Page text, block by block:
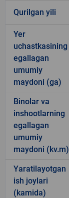
Qurilgan yili
Yer
uchastkasining
egallagan
umumiy
maydoni (ga)
Binolar va
inshootlarning
egallagan
umumiy
maydoni (kv.m)
Yaratilayotgan
ish joylari
(kamida)